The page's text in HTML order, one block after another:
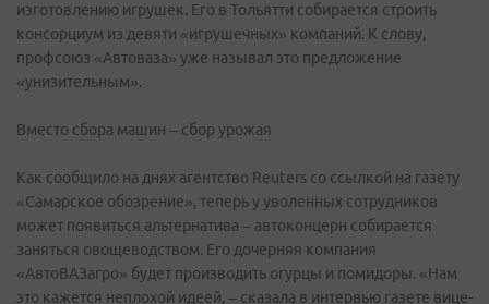
изготовлению игрушек. Его в Тольятти собирается строить
консорциум из девяти «игрушечных» компаний. К слову,
профсоюз «Автоваза» уже называл это предложение
«унизительным».
Вместо сбора машин – сбор урожая
Как сообщило на днях агентство Reuters со ссылкой на газету
«Самарское обозрение», теперь у уволенных сотрудников
может появиться альтернатива – автоконцерн собирается
заняться овощеводством. Его дочерняя компания
«АвтоВАЗагро» будет производить огурцы и помидоры. «Нам
это кажется неплохой идеей, – сказала в интервью газете вице-